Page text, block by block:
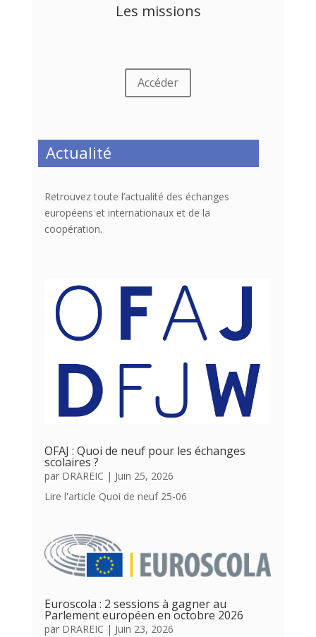
Les missions
Accéder
Actualité
Retrouvez toute l’actualité des échanges
européens et internationaux et de la
coopération.
OFAJ : Quoi de neuf pour les échanges
scolaires ?
par DRAREIC | Juin 25, 2026
Lire l'article Quoi de neuf 25-06
Euroscola : 2 sessions à gagner au
Parlement européen en octobre 2026
par DRAREIC | Juin 23, 2026